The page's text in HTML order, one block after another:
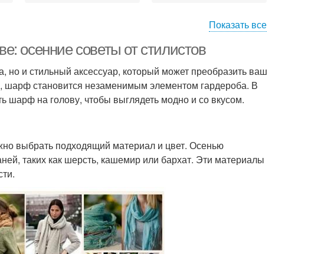
Шарф с фактурной
вязкой
Шарф к розовому
пальто
Шарф к оттенку
Шарф для завязывания Шарф на голову
Шарф для особого
случая
Показать все
осенние советы от стилистов
и стильный аксессуар, который может преобразить ваш
шарф становится незаменимым элементом гардероба. В
шарф на голову, чтобы выглядеть модно и со вкусом.
выбрать подходящий материал и цвет. Осенью
таких как шерсть, кашемир или бархат. Эти материалы